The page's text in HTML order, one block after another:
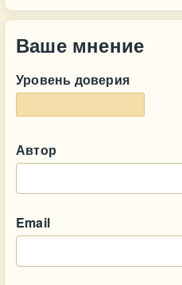
Ваше мнение
Уровень доверия
Автор
Email